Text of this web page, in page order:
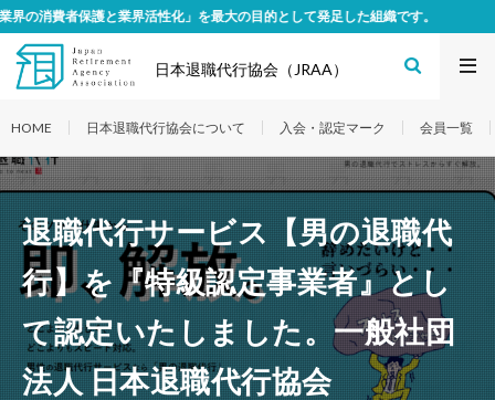
と業界活性化」を最大の目的として発足した組織です。
日本退職代行協会（JRAA）
HOME 日本退職代行協会について 入会・認定マーク 会員一覧
退職代行サービス【男の退職代
行】を『特級認定事業者』とし
て認定いたしました。一般社団
法人 日本退職代行協会